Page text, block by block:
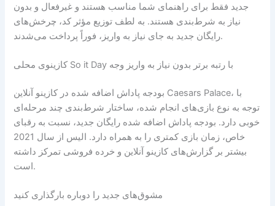
جدید فقط برای راهنمای شما مناسب هستند و غیرفعال و بدون
نیاز به شرط‌بندی هستند. به لطف توزیع مؤثر کد، چرخش‌های
رایگان جدید به جای نیاز به واریز، فوراً پرداخت می‌شدند.
کازینوی محلی So it Day با رتبه برتر بدون نیاز به واریز وجه
بودجه پاداش اضافه شده در کازینو آنلاین Caesars Palace، با
توجه به نوع بازی‌های انجام شده، ساختار شرط‌بندی چند مرحله‌ای
خوبی دارد. بودجه پاداش اضافه شده رایگان جدید، نسبت به رقبای
خاص، زمان بازی کمتری را به همراه دارد. الیس از سال 2021
بیشتر بر گزارش‌های کازینو آنلاین و خرده فروشی تمرکز داشته
است.
مشوق‌های جدید را دوباره بارگذاری کنید